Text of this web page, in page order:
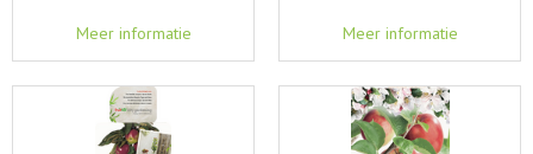
Meer informatie Meer informatie